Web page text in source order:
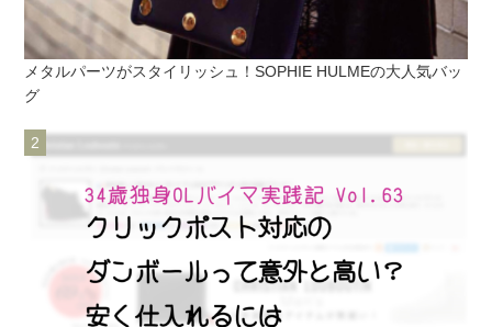
メタルパーツがスタイリッシュ！SOPHIE HULMEの大人気バッ
グ